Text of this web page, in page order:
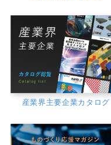
産業界主要企業カタログ